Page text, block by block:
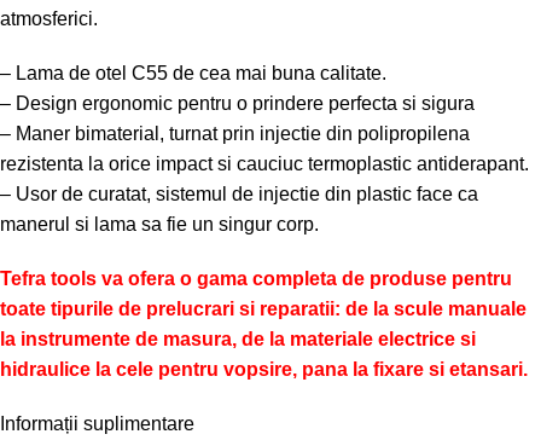
atmosferici.
– Lama de otel C55 de cea mai buna calitate.
– Design ergonomic pentru o prindere perfecta si sigura
– Maner bimaterial, turnat prin injectie din polipropilena
rezistenta la orice impact si cauciuc termoplastic antiderapant.
– Usor de curatat, sistemul de injectie din plastic face ca
manerul si lama sa fie un singur corp.
Tefra tools va ofera o gama completa de produse pentru
toate tipurile de prelucrari si reparatii: de la scule manuale
la instrumente de masura, de la materiale electrice si
hidraulice la cele pentru vopsire, pana la fixare si etansari.
Informații suplimentare